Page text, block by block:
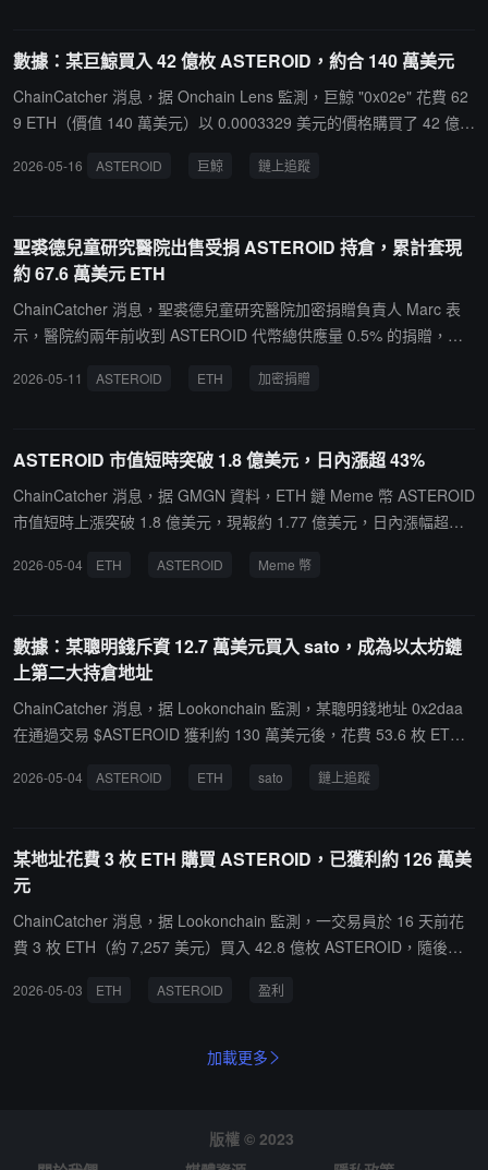
馬斯克同意 Asteroid 成為 SpaceX 吉祥物。消息面上，今日一鯨魚
地址 0x02e 花費 629 枚 ETH（約 140 萬美元）以 0.0003329 美元
的價格買入 42 億枚 ASTEROID。
數據：某巨鯨買入 42 億枚 ASTEROID，約合 140 萬美元
ChainCatcher 消息，据 Onchain Lens 監測，巨鯨 "0x02e" 花費 62
9 ETH（價值 140 萬美元）以 0.0003329 美元的價格購買了 42 億枚
2026-05-16 ASTEROID 巨鯨 鏈上追蹤
聖裘德兒童研究醫院出售受捐 ASTEROID 持倉，累計套現
約 67.6 萬美元 ETH
ChainCatcher 消息，聖裘德兒童研究醫院加密捐贈負責人 Marc 表
示，醫院約兩年前收到 ASTEROID 代幣總供應量 0.5% 的捐贈，但
稱，隨著 ASTEROID 市值從約 2 萬美元上漲至超 1.5 億美元，醫院
監控流動性情況。Marc 表示，最終共換得超過 290 枚 ETH，價值約
67.6 萬美元，相關資金將用於支持聖裘德兒童研究醫院的兒童疾病治
療與研究工作。
2026-05-11 ASTEROID ETH 加密捐贈
ASTEROID 市值短時突破 1.8 億美元，日內漲超 43%
ChainCatcher 消息，据 GMGN 資料，ETH 鏈 Meme 幣 ASTEROID
市值短時上漲突破 1.8 億美元，現報約 1.77 億美元，日內漲幅超過
買入 ASTEROID。Meme 幣價格波動較大，投資者請注意風險。
2026-05-04 ETH ASTEROID Meme 幣
數據：某聰明錢斥資 12.7 萬美元買入 sato，成為以太坊鏈
上第二大持倉地址
ChainCatcher 消息，据 Lookonchain 監測，某聰明錢地址 0x2daa
在通過交易 $ASTEROID 獲利約 130 萬美元後，花費 53.6 枚 ETH
以太坊網絡上 sato 的第二大持有者。
2026-05-04 ASTEROID ETH sato 鏈上追蹤
某地址花費 3 枚 ETH 購買 ASTEROID，已獲利約 126 萬美
元
ChainCatcher 消息，据 Lookonchain 監測，一交易員於 16 天前花
費 3 枚 ETH（約 7,257 美元）買入 42.8 億枚 ASTEROID，隨後已
H，約合 126 萬美元。
2026-05-03 ETH ASTEROID 盈利
加載更多
版權 © 2023